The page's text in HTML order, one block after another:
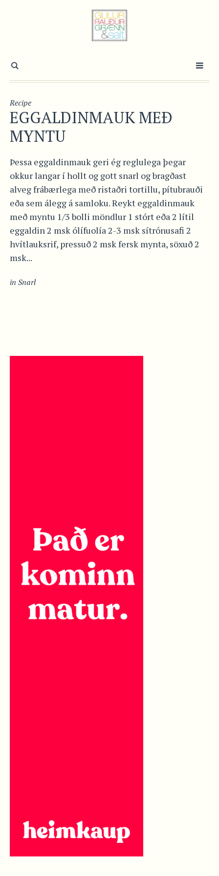
Recipe
EGGALDINMAUK MEÐ
MYNTU
Þessa eggaldinmauk geri ég reglulega þegar
okkur langar í hollt og gott snarl og bragðast
alveg frábærlega með ristaðri tortillu, pítubrauði
eða sem álegg á samloku. Reykt eggaldinmauk
með myntu 1/3 bolli möndlur 1 stórt eða 2 lítil
eggaldin 2 msk ólífuolía 2-3 msk sítrónusafi 2
hvítlauksrif, pressuð 2 msk fersk mynta, söxuð 2
msk...
in Snarl